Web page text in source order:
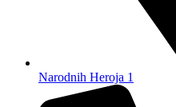
Narodnih Heroja 1